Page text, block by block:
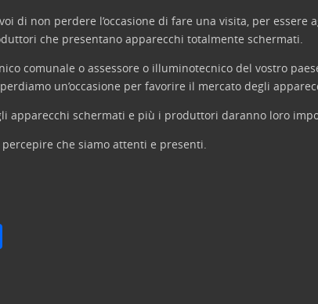
di non perdere l’occasione di fare una visita, per essere
che presentano apparecchi totalmente schermati.
comunale o assessore o illuminotecnico del vostro
un’occasione per favorire il mercato degli
apparecchi schermati e più i produttori daranno loro
percepire che siamo attenti e presenti.